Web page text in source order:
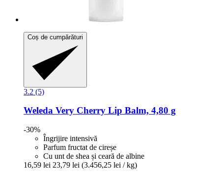
Coș de cumpărături
3.2 (5)
Weleda Very Cherry Lip Balm, 4,80 g
-30%
Îngrijire intensivă
Parfum fructat de cireșe
Cu unt de shea și ceară de albine
16,59 lei 23,79 lei (3.456,25 lei / kg)